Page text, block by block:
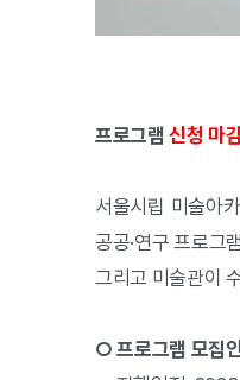
프로그램신청 마
서울시립 미술아
공공·연구 프로그
그리고 미술관이
○ 프로그램 모집